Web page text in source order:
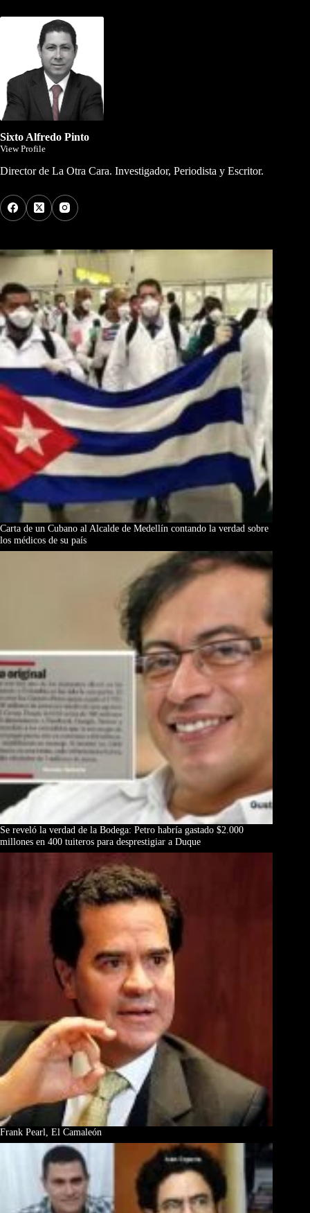
Sixto Alfredo Pinto
View Profile
Director de La Otra Cara. Investigador, Periodista y Escritor.
Carta de un Cubano al Alcalde de Medellín contando la verdad sobre
los médicos de su país
Se reveló la verdad de la Bodega: Petro habría gastado $2.000
millones en 400 tuiteros para desprestigiar a Duque
Frank Pearl, El Camaleón